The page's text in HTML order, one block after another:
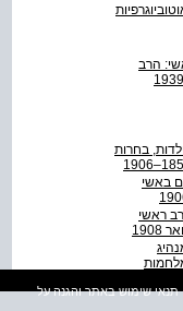
הרב
בחרות
באשי
ראשי
תנאי שימוש באתר והגנה על